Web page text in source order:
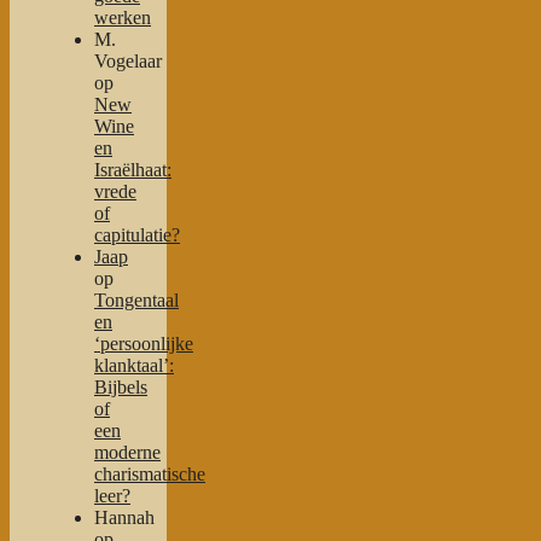
werken
M.
Vogelaar
op
New
Wine
en
Israëlhaat:
vrede
of
capitulatie?
Jaap
op
Tongentaal
en
‘persoonlijke
klanktaal’:
Bijbels
of
een
moderne
charismatische
leer?
Hannah